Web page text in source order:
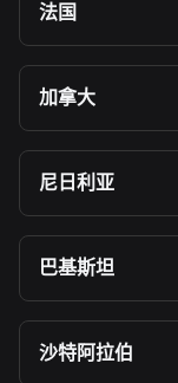
法国
加拿大
尼日利亚
巴基斯坦
沙特阿拉伯